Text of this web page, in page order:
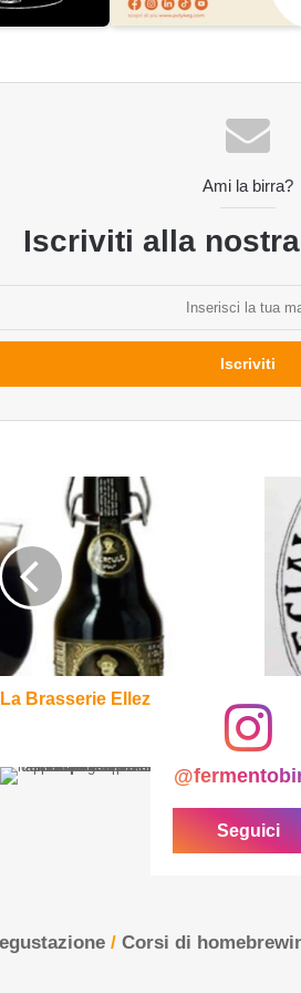
Ami la birra?
Iscriviti alla
Brasserie Ellezelloise
Stout
del
De
Dolle
Seguici
/ Corsi di